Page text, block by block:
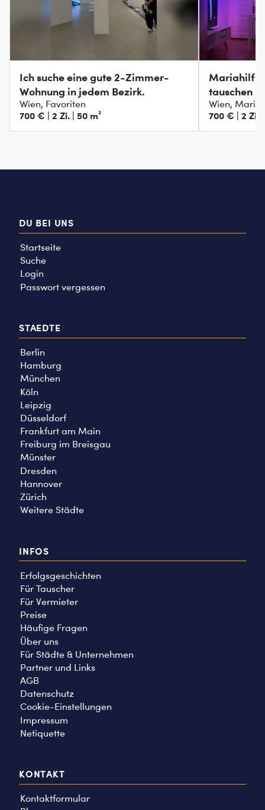
Ich suche eine gute 2-Zimmer-
Wohnung in jedem Bezirk.
Wien, Favoriten
700 € | 2 Zi. | 50 m²
Mariahilf:
tauschen
Wien,
700 € | 2 Zi.
DU BEI UNS
Startseite
Suche
Login
Passwort vergessen
STAEDTE
Berlin
Hamburg
München
Köln
Leipzig
Düsseldorf
Frankfurt am Main
Freiburg im Breisgau
Münster
Dresden
Hannover
Zürich
Weitere Städte
INFOS
Erfolgsgeschichten
Für Tauscher
Für Vermieter
Preise
Häufige Fragen
Über uns
Für Städte & Unternehmen
Partner und Links
AGB
Datenschutz
Cookie-Einstellungen
Impressum
Netiquette
KONTAKT
Kontaktformular